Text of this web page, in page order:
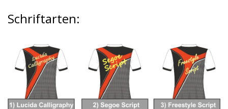
Schriftarten: